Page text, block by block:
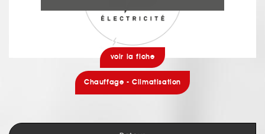
voir la fiche
Chauffage - Climatisation